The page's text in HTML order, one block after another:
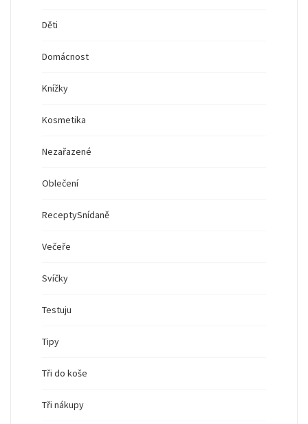
Děti
Domácnost
Knížky
Kosmetika
Nezařazené
Oblečení
ReceptySnídaně
Večeře
Svíčky
Testuju
Tipy
Tři do koše
Tři nákupy